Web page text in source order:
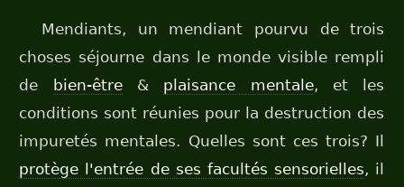
Mendiants, un mendiant pourvu de trois
choses séjourne dans le monde visible rempli
de
bien-être& plaisance mentale, et les
conditions sont réunies pour la destruction des
impuretés mentales. Quelles sont ces trois? Il
protège l'entrée de ses facultés sensorielles, il